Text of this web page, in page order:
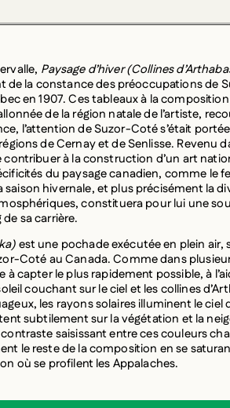
Paysage d’hiver (Collines
de la constance des préoccupations de
en 1907. Ces tableaux à la
de la région natale de l’artiste,
l’attention de Suzor-Coté s’était
de Cernay et de Senlisse. Revenu
à la construction d’un art
du paysage canadien, comme le
hivernale, et plus précisément la
constituera pour lui une
sa carrière.
est une pochade exécutée en plein air,
Coté au Canada. Comme dans
capter le plus rapidement possible, à
couchant sur le ciel et les collines
les rayons solaires illuminent le ciel
subtilement sur la végétation et la
saisissant entre ces couleurs
le reste de la composition en se
où se profilent les Appalaches.